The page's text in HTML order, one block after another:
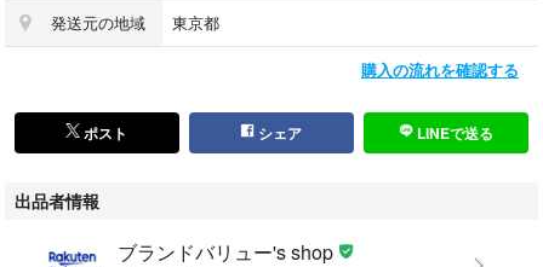
発送元の地域 東京都
購入の流れを確認する
ポスト シェア LINEで送る
出品者情報
ブランドバリュー's shop